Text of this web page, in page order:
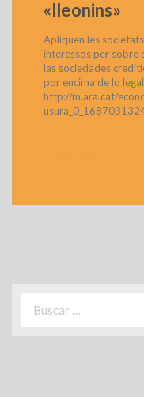
«lleonins»
Apliquen les
interessos per sobre
las sociedades
por encima de lo
http://m.ara.cat/